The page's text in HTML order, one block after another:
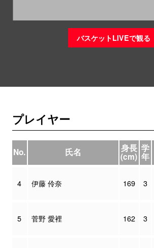
バスケットLIVEで観る
プレイヤー
No. 氏名 身長
(cm)
学
年
4 伊藤 伶奈 169 3
5 菅野 愛裡 162 3